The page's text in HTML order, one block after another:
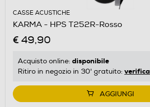
CASSE ACUSTICHE
KARMA - HPS T252R-Rosso
€ 49,90
Acquisto online: disponibile
Ritiro in negozio in 30' gratuito: verifica
AGGIUNGI